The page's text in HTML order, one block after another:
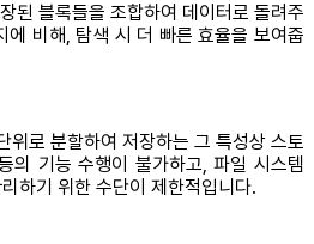
된 블록들을 조합하여 데이터로 돌려주
에 비해, 탐색 시 더 빠른 효율을 보여줍
위로 분할하여 저장하는 그 특성상 스토
의 기능 수행이 불가하고, 파일 시스템
하기 위한 수단이 제한적입니다.